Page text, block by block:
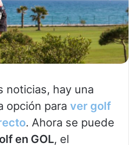
noticias, hay una
opción para ver golf
. Ahora se puede
en GOL, el